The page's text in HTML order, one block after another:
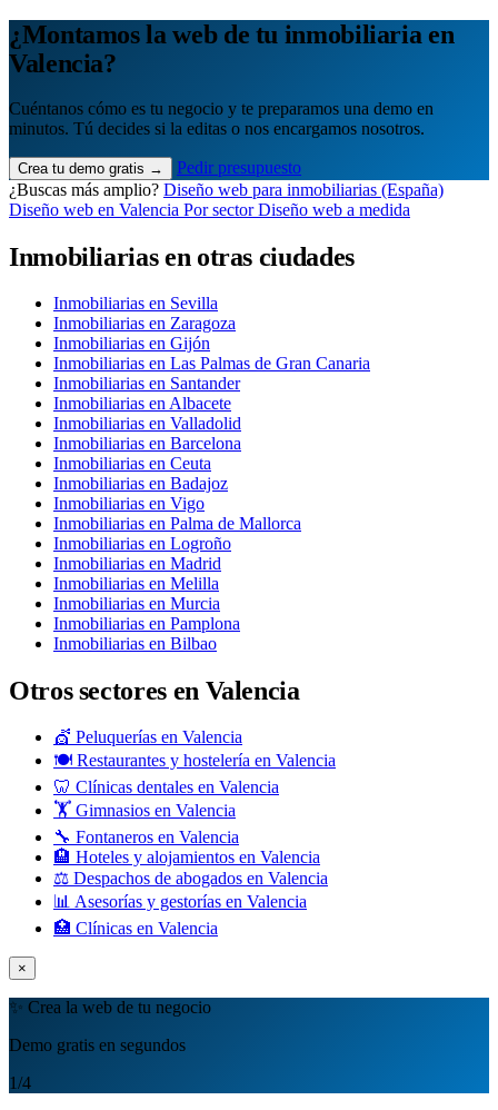
Quiero mi panel
¿Montamos la web de tu inmobiliaria en
Valencia?
Cuéntanos cómo es tu negocio y te preparamos una demo en
minutos. Tú decides si la editas o nos encargamos nosotros.
Crea tu demo gratis →
Pedir presupuesto
¿Buscas más amplio? Diseño web para inmobiliarias (España)
Diseño web en Valencia Por sectorDiseño web a medida
Inmobiliarias en otras ciudades
Inmobiliarias en Sevilla
Inmobiliarias en Zaragoza
Inmobiliarias en Gijón
Inmobiliarias en Las Palmas de Gran Canaria
Inmobiliarias en Santander
Inmobiliarias en Albacete
Inmobiliarias en Valladolid
Inmobiliarias en Barcelona
Inmobiliarias en Ceuta
Inmobiliarias en Badajoz
Inmobiliarias en Vigo
Inmobiliarias en Palma de Mallorca
Inmobiliarias en Logroño
Inmobiliarias en Madrid
Inmobiliarias en Melilla
Inmobiliarias en Murcia
Inmobiliarias en Pamplona
Inmobiliarias en Bilbao
Otros sectores en Valencia
💇 Peluquerías en Valencia
🍽️ Restaurantes y hostelería en Valencia
🦷 Clínicas dentales en Valencia
🏋️ Gimnasios en Valencia
🔧 Fontaneros en Valencia
🏨 Hoteles y alojamientos en Valencia
⚖️ Despachos de abogados en Valencia
📊 Asesorías y gestorías en Valencia
🏥 Clínicas en Valencia
×
✨ Crea la web de tu negocio
Demo gratis en segundos
1/4